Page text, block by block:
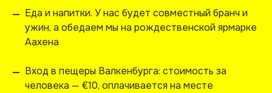
— Еда и напитки. У нас будет совместный бранч и
ужин, а обедаем мы на рождественской ярмарке
Аахена
— Вход в пещеры Валкенбурга: стоимость за
человека — €10, оплачивается на месте